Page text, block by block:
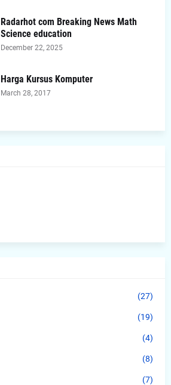
Radarhot com Breaking News Math
Science education
December 22, 2025
Harga Kursus Komputer
March 28, 2017
(27)
(19)
(4)
(8)
(7)